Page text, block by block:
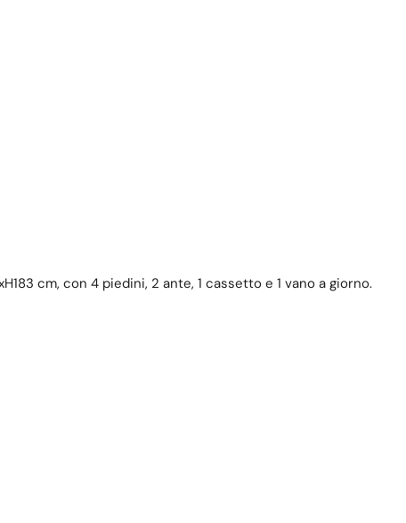
cm, con 4 piedini, 2 ante, 1 cassetto e 1 vano a giorno.